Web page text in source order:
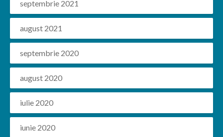
septembrie 2021
august 2021
septembrie 2020
august 2020
iulie 2020
iunie 2020